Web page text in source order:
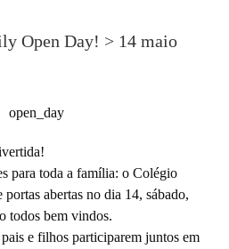
Open Day! > 14 maio
para toda a família: o Colégio
abertas no dia 14, sábado,
todos bem vindos.
e filhos participarem juntos em